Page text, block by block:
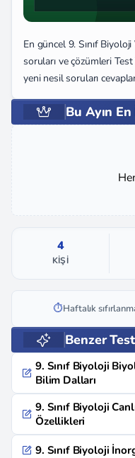
En güncel 9. Sınıf
soruları ve çözümleri
yeni nesil soruları
Bu Ayın
4
KIŞI
⏱️Haftalık
Benzer
9. Sınıf Biyoloji
Bilim Dalları
9. Sınıf Biyoloji
Özellikleri
9. Sınıf Biyoloji